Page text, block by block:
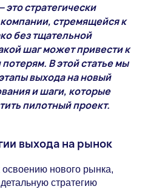
стратегически
стремящейся к
без тщательной
шаг может привести к
В этой статье мы
выхода на новый
и шаги, которые
пилотный проект.
выхода на рынок
нового рынка,
стратегию